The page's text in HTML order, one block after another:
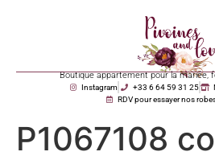
Boutique appartement pour la mariée,
Instagram +33 6 64 59 31 25
RDV pour essayer nos
P1067108